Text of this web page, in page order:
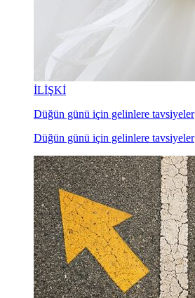
İLİŞKİ
Düğün günü için gelinlere tavsiyeler
Düğün günü için gelinlere tavsiyeler